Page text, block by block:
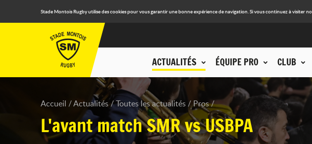
Stade Montois Rugby utilise des cookies pour vous garantir une bonne expérience de navigation. Si vous continuez à visiter
ACTUALITÉS ÉQUIPE PRO CLUB
Accueil Actualités Toutes les actualités Pros
L'avant match SMR vs USBPA